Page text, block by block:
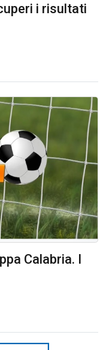
i risultati
Calabria. I